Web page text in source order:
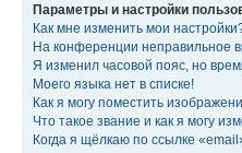
Параметры и настройки
Как мне изменить мои
На конференции неправильное
Я изменил часовой пояс, но
Моего языка нет в списке!
Как я могу поместить
Что такое звание и как я могу
Когда я щёлкаю по ссылке